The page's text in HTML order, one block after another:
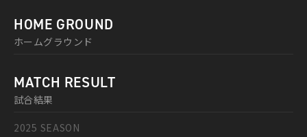
HOME GROUND
ホームグラウンド
MATCH RESULT
試合結果
2025 SEASON